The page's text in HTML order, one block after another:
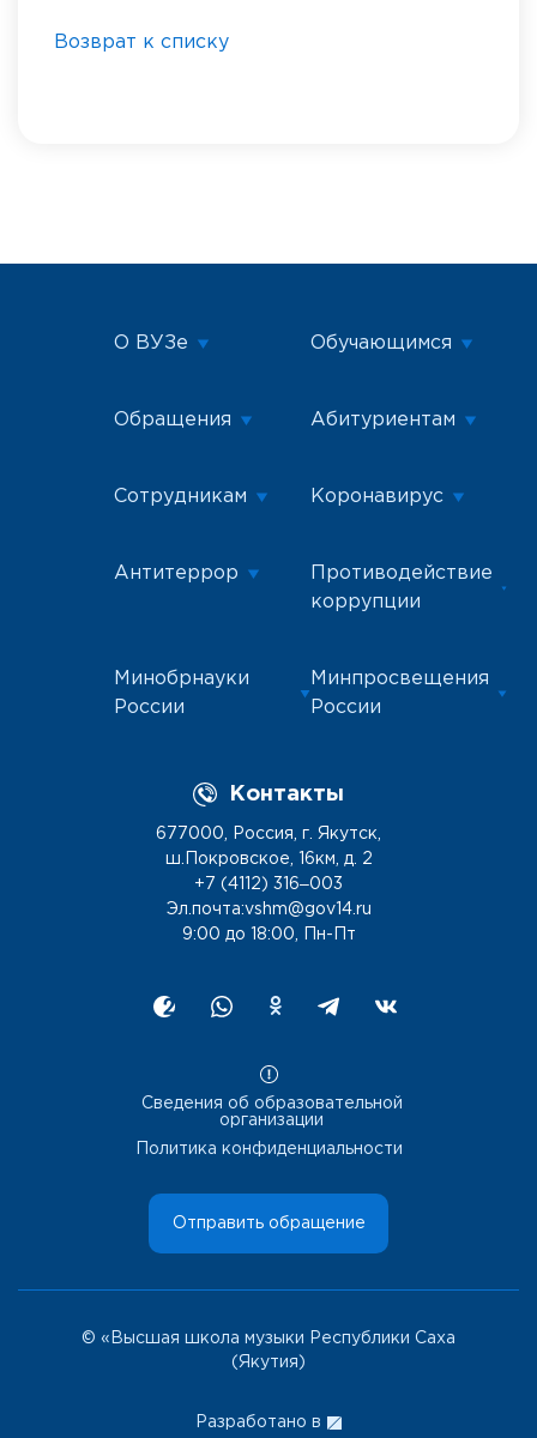
Возврат к списку
О ВУЗе Обучающимся
Обращения Абитуриентам
Сотрудникам Коронавирус
Антитеррор
Противодействие
коррупции
Минобрнауки
России
Минпросвещения
России
Контакты
677000, Россия, г. Якутск,
ш.Покровское, 16км, д. 2
+7 (4112) 316‒003
Эл.почта:vshm@gov14.ru
9:00 до 18:00, Пн-Пт
Отправить обращение
Сведения об образовательной
организации
Политика конфиденциальности
© «Высшая школа музыки Республики Саха
(Якутия)
Разработано в